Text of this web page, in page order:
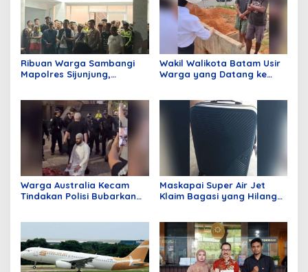
Ribuan Warga Sambangi
Mapolres Sijunjung,
Tambang Dinilai Tidak
Berimbang
Wakil Walikota Batam Usir
Warga yang Datang ke
Ucapan Li Jadi Sorotan
Publik!
Warga Australia Kecam
Tindakan Polisi Bubarkan
Maskapai Super Air Jet
Klaim Bagasi yang Hilang